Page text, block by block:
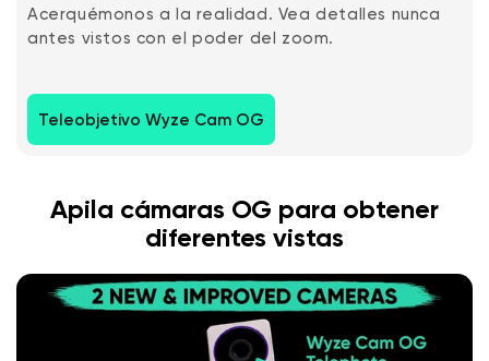
Acerquémonos a la realidad. Vea detalles nunca
antes vistos con el poder del zoom.
Teleobjetivo Wyze Cam OG
Apila cámaras OG para obtener
diferentes vistas